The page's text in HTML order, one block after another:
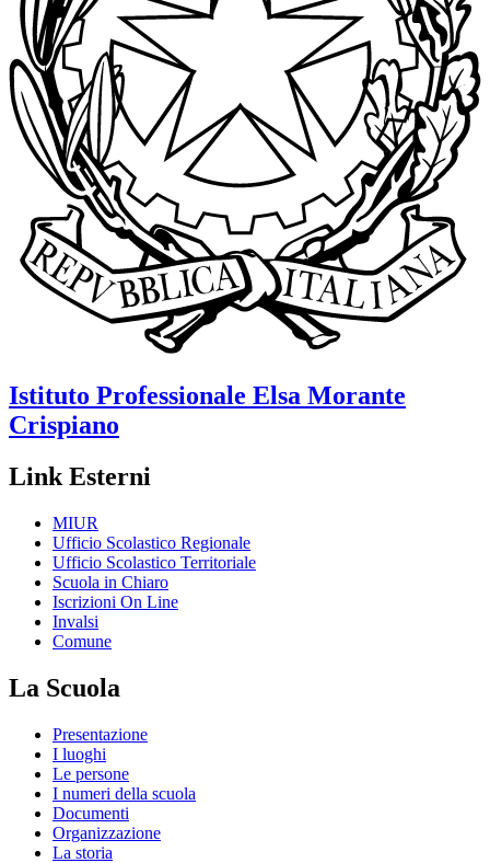
Istituto Professionale Elsa Morante
Crispiano
Link Esterni
MIUR
Ufficio Scolastico Regionale
Ufficio Scolastico Territoriale
Scuola in Chiaro
Iscrizioni On Line
Invalsi
Comune
La Scuola
Presentazione
I luoghi
Le persone
I numeri della scuola
Documenti
Organizzazione
La storia